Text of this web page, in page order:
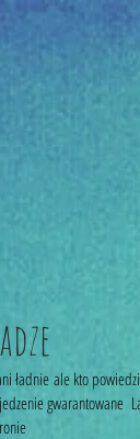
ładnie ale kto
gwarantowane